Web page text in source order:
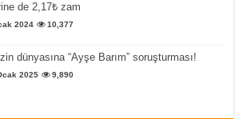
de 2,17₺ zam
2024 10,377
dünyasına “Ayşe Barım” soruşturması!
2025 9,890